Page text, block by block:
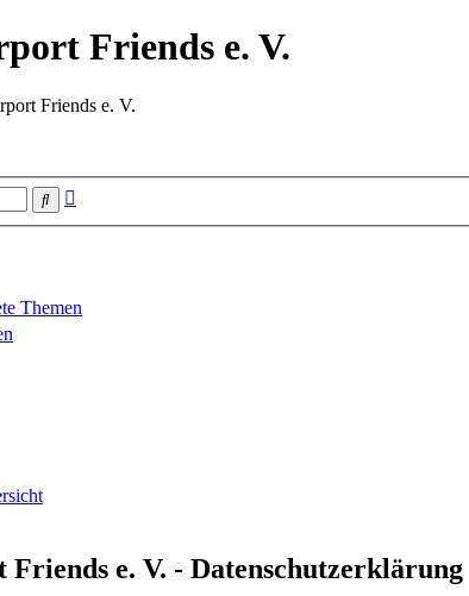
Friends e. V.
Friends e. V.
Suche
Themen
e. V. - Datenschutzerklärung